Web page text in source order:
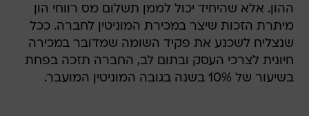
ההון. אלא שהיחיד יכול לממן תשלום מס רווחי הון
מיתרת הזכות שיצר במכירת המוניטין לחברה. ככל
שנצליח לשכנע את פקיד השומה שמדובר במכירה
חיונית לצרכי העסק ובתום לב, החברה תזכה בפחת
בשיעור של 10% בשנה בגובה המוניטין המועבר.